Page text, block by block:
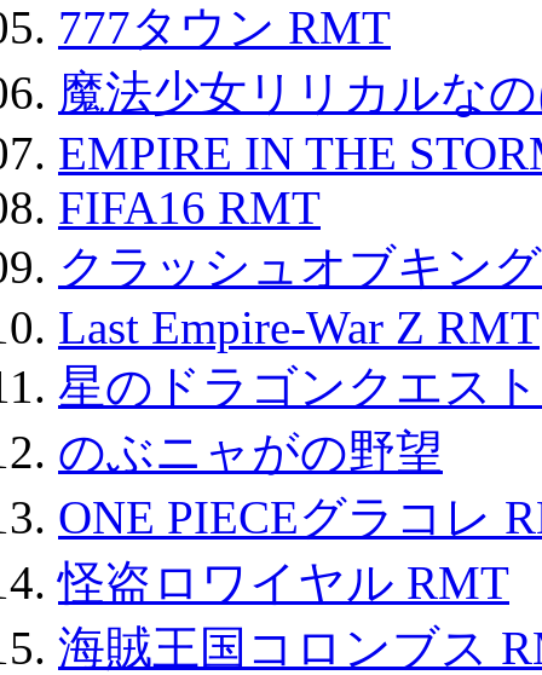
777タウン RMT
魔法少女リリカルな
EMPIRE IN THE
FIFA16 RMT
クラッシュオブキン
Last Empire-War Z RMT
星のドラゴンクエス
のぶニャがの野望
ONE PIECEグラコレ
怪盗ロワイヤル RMT
海賊王国コロンブス